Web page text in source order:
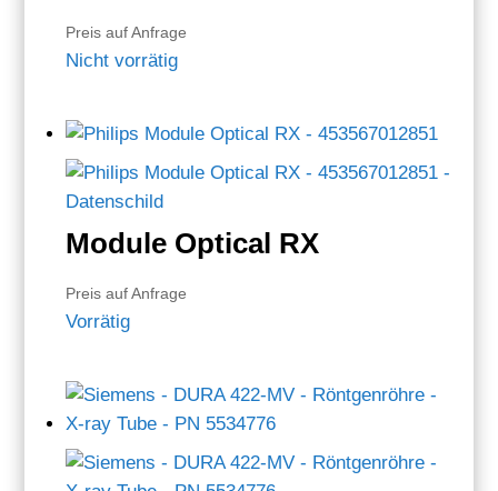
Preis auf Anfrage
Nicht vorrätig
Module Optical RX
Preis auf Anfrage
Vorrätig